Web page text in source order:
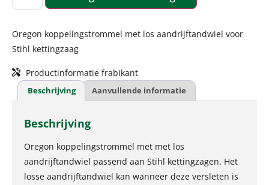
Oregon koppelingstrommel met los aandrijftandwiel voor
Stihl kettingzaag
Productinformatie frabikant
Beschrijving Aanvullende informatie
Beschrijving
Oregon koppelingstrommel met met los
aandrijftandwiel passend aan Stihl kettingzagen. Het
losse aandrijftandwiel kan wanneer deze versleten is